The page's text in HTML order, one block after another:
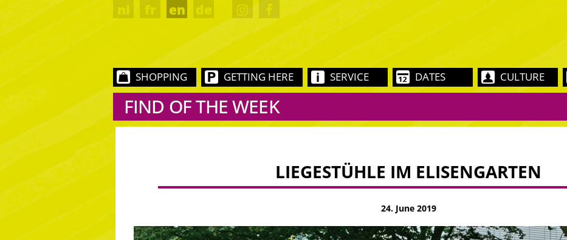
fr en de
SHOPPING GETTING HERE SERVICE DATES CULTURE
FIND OF THE WEEK
LIEGESTÜHLE IM ELISENGARTEN
24. June 2019